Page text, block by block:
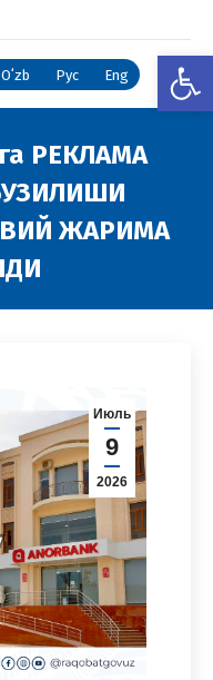
Oʻzb Рус Eng
РЕКЛАМА
ЖАРИМА
Июль
9
2026